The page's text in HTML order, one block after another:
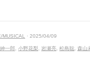
MUSICAL · 2025/04/09
一郎 小野花梨 岩瀬亮 松島聡 森山